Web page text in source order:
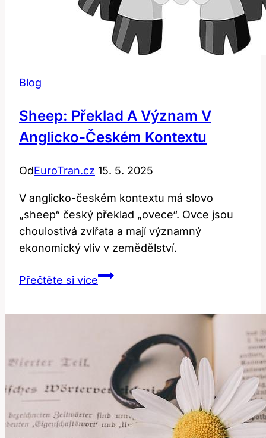
Blog
Sheep: Překlad A Význam V
Anglicko-Českém Kontextu
OdEuroTran.cz 15. 5. 2025
V anglicko-českém kontextu má slovo
„sheep“ český překlad „ovece“. Ovce jsou
choulostivá zvířata a mají významný
ekonomický vliv v zemědělství.
Přečtěte si víceSheep:
Anglicko-
Českém
Kontextu